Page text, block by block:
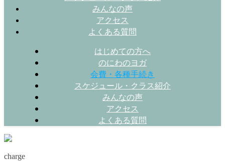
みんなの声
アクセス
よくある質問
はじめての方へ
のにわのヨガ
会費・各種手続き
スケジュール・クラス紹介
みんなの声
アクセス
よくある質問
charge